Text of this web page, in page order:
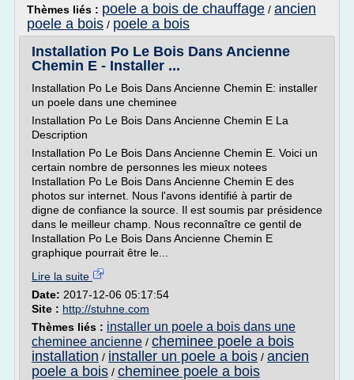
Thèmes liés : poele a bois de chauffage / ancien
poele a bois / poele a bois
Installation Po Le Bois Dans Ancienne
Chemin E - Installer ...
Installation Po Le Bois Dans Ancienne Chemin E: installer
un poele dans une cheminee
Installation Po Le Bois Dans Ancienne Chemin E La
Description
Installation Po Le Bois Dans Ancienne Chemin E. Voici un
certain nombre de personnes les mieux notees
Installation Po Le Bois Dans Ancienne Chemin E des
photos sur internet. Nous l'avons identifié à partir de
digne de confiance la source. Il est soumis par présidence
dans le meilleur champ. Nous reconnaître ce gentil de
Installation Po Le Bois Dans Ancienne Chemin E
graphique pourrait être le...
Lire la suite
Date: 2017-12-06 05:17:54
Site : http://stuhne.com
Thèmes liés : installer un poele a bois dans une
cheminee ancienne / cheminee poele a bois
installation / installer un poele a bois / ancien
poele a bois / cheminee poele a bois